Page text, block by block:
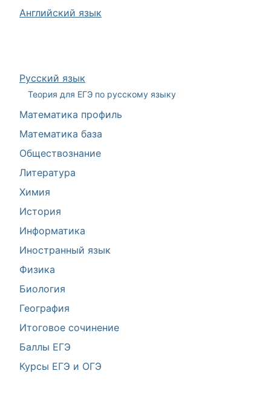
Русский язык
Теория для ЕГЭ по русскому языку
Математика профиль
Математика база
Обществознание
Литература
Химия
История
Информатика
Иностранный язык
Физика
Биология
География
Итоговое сочинение
Баллы ЕГЭ
Курсы ЕГЭ и ОГЭ
Английский язык